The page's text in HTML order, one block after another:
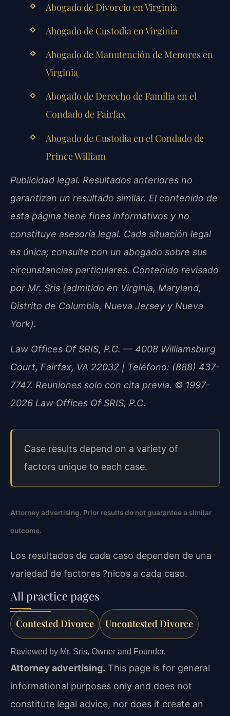
Abogado de Divorcio en Virginia
Abogado de Custodia en Virginia
Abogado de Manutención de Menores en
Virginia
Abogado de Derecho de Familia en el
Condado de Fairfax
Abogado de Custodia en el Condado de
Prince William
Publicidad legal. Resultados anteriores no
garantizan un resultado similar. El contenido de
esta página tiene fines informativos y no
constituye asesoría legal. Cada situación legal
es única; consulte con un abogado sobre sus
circunstancias particulares. Contenido revisado
por Mr. Sris (admitido en Virginia, Maryland,
Distrito de Columbia, Nueva Jersey y Nueva
York).
Law Offices Of SRIS, P.C. — 4008 Williamsburg
Court, Fairfax, VA 22032 | Teléfono: (888) 437-
7747. Reuniones solo con cita previa. © 1997-
2026 Law Offices Of SRIS, P.C.
Case results depend on a variety of
factors unique to each case.
Attorney advertising. Prior results do not guarantee a similar
outcome.
Los resultados de cada caso dependen de una
variedad de factores ?nicos a cada caso.
All practice pages
Contested Divorce Uncontested Divorce
Reviewed by Mr. Sris, Owner and Founder.
Attorney advertising. This page is for general
informational purposes only and does not
constitute legal advice, nor does it create an